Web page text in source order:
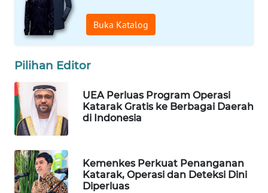
Buka Katalog
Pilihan Editor
UEA Perluas Program Operasi
Katarak Gratis ke Berbagai Daerah
di Indonesia
Kemenkes Perkuat Penanganan
Katarak, Operasi dan Deteksi Dini
Diperluas
Group
WAHANA
WAHANA
TANI
WAHANA
ADVOKAT
WAHANA
INFRASTRUKTUR